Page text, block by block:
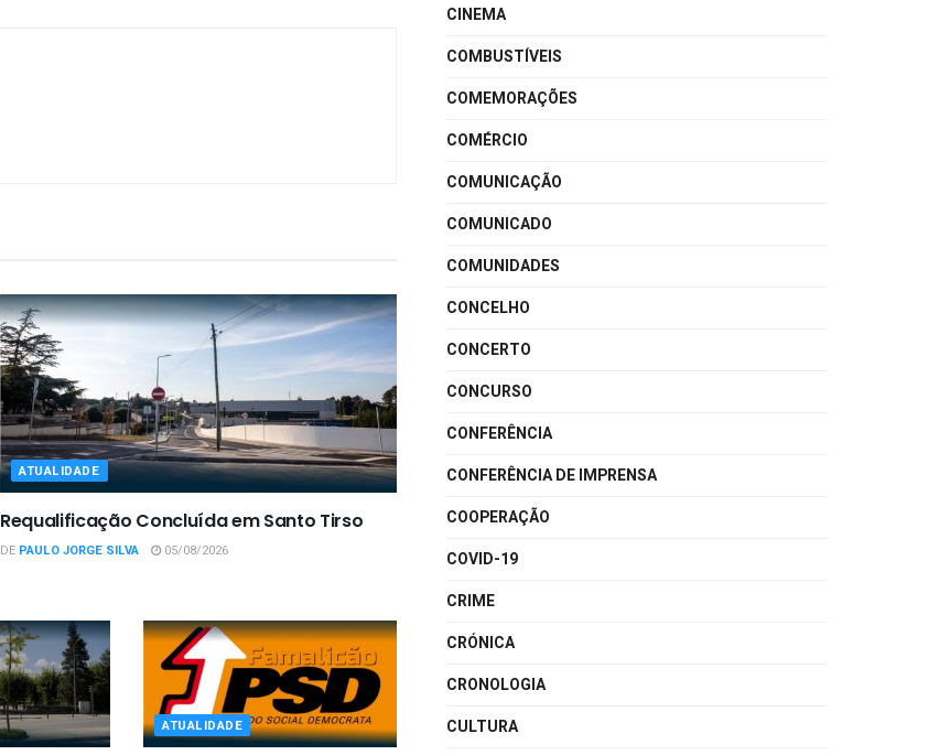
ATUALIDADE
Requalificação Concluída em Santo Tirso
DE PAULO JORGE SILVA 05/08/2026
ATUALIDADE
CINEMA
COMBUSTÍVEIS
COMEMORAÇÕES
COMÉRCIO
COMUNICAÇÃO
COMUNICADO
COMUNIDADES
CONCELHO
CONCERTO
CONCURSO
CONFERÊNCIA
CONFERÊNCIA DE IMPRENSA
COOPERAÇÃO
COVID-19
CRIME
CRÓNICA
CRONOLOGIA
CULTURA